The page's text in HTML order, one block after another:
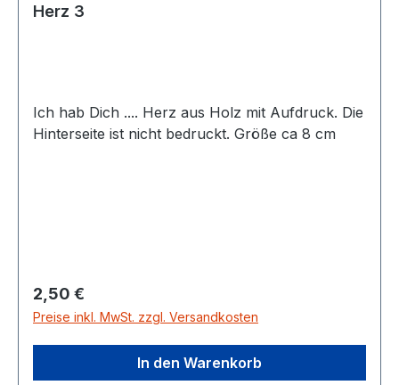
Herz 3
Ich hab Dich .... Herz aus Holz mit Aufdruck. Die
Hinterseite ist nicht bedruckt. Größe ca 8 cm
Regulärer Preis:
2,50 €
Preise inkl. MwSt. zzgl. Versandkosten
In den Warenkorb